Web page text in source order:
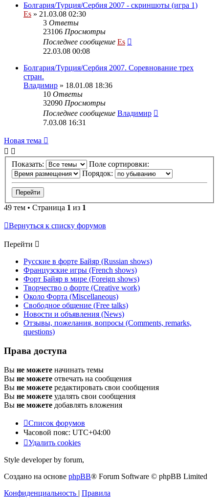
Болгария/Турция/Сербия 2007 - скриншоты (игра 1)
Es » 21.03.08 02:30
3 Ответы
23106 Просмотры
Последнее сообщение Es
22.03.08 00:08
Болгария/Турция/Сербия 2007. Соревнование трех
стран.
Владимир » 18.01.08 18:36
10 Ответы
32090 Просмотры
Последнее сообщение Владимир
7.03.08 16:31
Новая тема
Показать:
Поле сортировки:
Порядок:
49 тем • Страница 1 из 1
Вернуться к списку форумов
Перейти
Русские в форте Байяр (Russian shows)
Французские игры (French shows)
Форт Байяр в мире (Foreign shows)
Творчество о форте (Creative work)
Около Форта (Miscellaneous)
Свободное общение (Free talks)
Новости и объявления (News)
Отзывы, пожелания, вопросы (Comments, remarks,
questions)
Права доступа
Вы не можете начинать темы
Вы не можете отвечать на сообщения
Вы не можете редактировать свои сообщения
Вы не можете удалять свои сообщения
Вы не можете добавлять вложения
Список форумов
Часовой пояс: UTC+04:00
Удалить cookies
Style developer by forum,
Создано на основе phpBB® Forum Software © phpBB Limited
Конфиденциальность | Правила